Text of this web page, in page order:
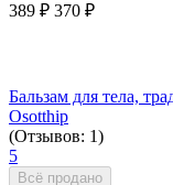
389 ₽ 370 ₽
Бальзам для тела,
Osotthip
(Отзывов: 1)
5
Всё продано